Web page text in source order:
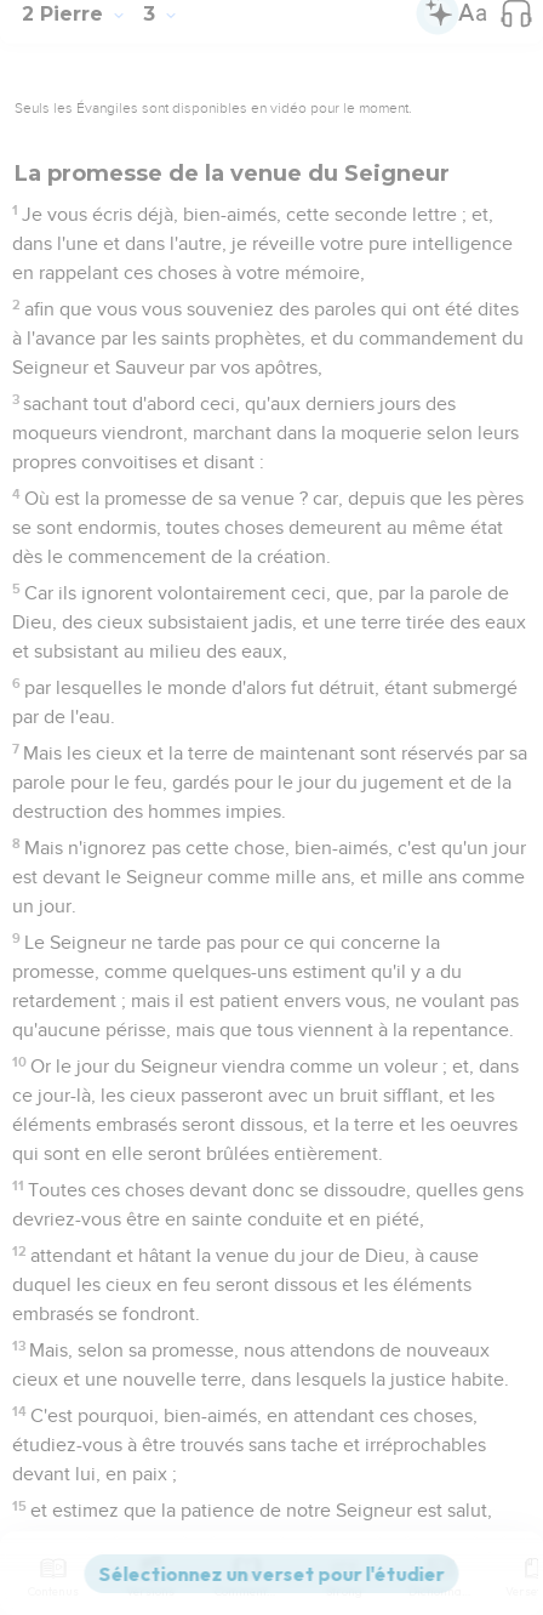
2 Pierre 3
Seuls les Évangiles sont disponibles en vidéo pour le moment.
La promesse de la venue du Seigneur
1 Je vous écris déjà, bien-aimés, cette seconde lettre ; et,
dans l'une et dans l'autre, je réveille votre pure intelligence
en rappelant ces choses à votre mémoire,
2 afin que vous vous souveniez des paroles qui ont été dites
à l'avance par les saints prophètes, et du commandement du
Seigneur et Sauveur par vos apôtres,
3 sachant tout d'abord ceci, qu'aux derniers jours des
moqueurs viendront, marchant dans la moquerie selon leurs
propres convoitises et disant :
4 Où est la promesse de sa venue ? car, depuis que les pères
se sont endormis, toutes choses demeurent au même état
dès le commencement de la création.
5 Car ils ignorent volontairement ceci, que, par la parole de
Dieu, des cieux subsistaient jadis, et une terre tirée des eaux
et subsistant au milieu des eaux,
6 par lesquelles le monde d'alors fut détruit, étant submergé
par de l'eau.
7 Mais les cieux et la terre de maintenant sont réservés par sa
parole pour le feu, gardés pour le jour du jugement et de la
destruction des hommes impies.
8 Mais n'ignorez pas cette chose, bien-aimés, c'est qu'un jour
est devant le Seigneur comme mille ans, et mille ans comme
un jour.
9 Le Seigneur ne tarde pas pour ce qui concerne la
promesse, comme quelques-uns estiment qu'il y a du
retardement ; mais il est patient envers vous, ne voulant pas
qu'aucune périsse, mais que tous viennent à la repentance.
10 Or le jour du Seigneur viendra comme un voleur ; et, dans
ce jour-là, les cieux passeront avec un bruit sifflant, et les
éléments embrasés seront dissous, et la terre et les oeuvres
qui sont en elle seront brûlées entièrement.
11 Toutes ces choses devant donc se dissoudre, quelles gens
devriez-vous être en sainte conduite et en piété,
12 attendant et hâtant la venue du jour de Dieu, à cause
duquel les cieux en feu seront dissous et les éléments
embrasés se fondront.
13 Mais, selon sa promesse, nous attendons de nouveaux
cieux et une nouvelle terre, dans lesquels la justice habite.
14 C'est pourquoi, bien-aimés, en attendant ces choses,
étudiez-vous à être trouvés sans tache et irréprochables
devant lui, en paix ;
15 et estimez que la patience de notre Seigneur est salut,
sagesse qui lui a été donnée,
Versions Commentaires Strong